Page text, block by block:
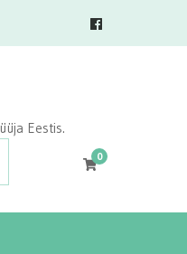
Eestis.
0